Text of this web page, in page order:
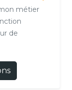
métier
de